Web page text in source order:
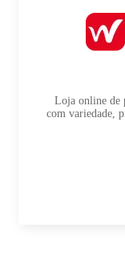
Loja online de
com variedade,